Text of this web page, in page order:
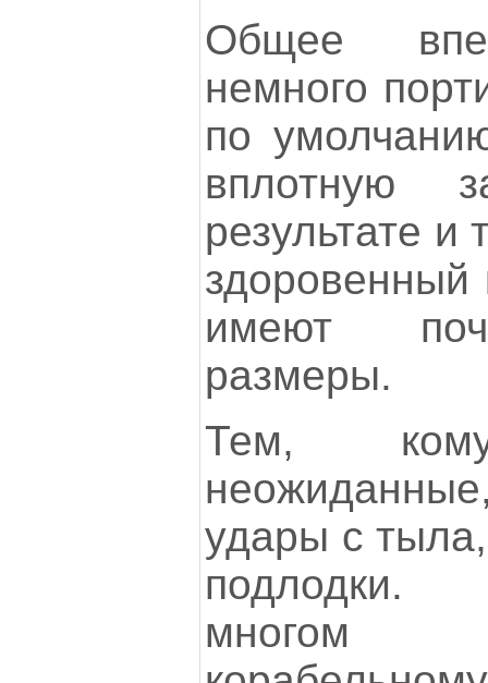
Общее
немного
по
вплотную
результате и
здоровенный
имеют
размеры.
Тем,
удары с
подлодки.
многом